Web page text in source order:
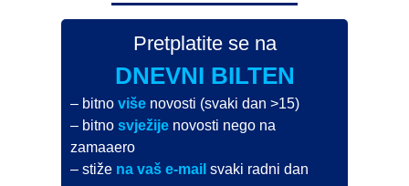
Pretplatite se na
DNEVNI BILTEN
– bitnoviše novosti (svaki dan >15)
– bitnosvježije novosti nego na
zamaaero
– stiže na vaš e-mail svaki radni dan